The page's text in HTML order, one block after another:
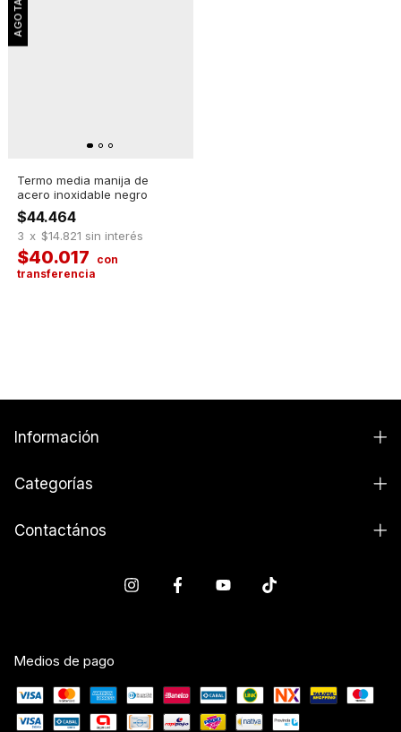
Termo media manija de
acero inoxidable negro
$44.464
$40.017
3 x $14.821 sin interés
Información
Categorías
Contactános
Medios de pago